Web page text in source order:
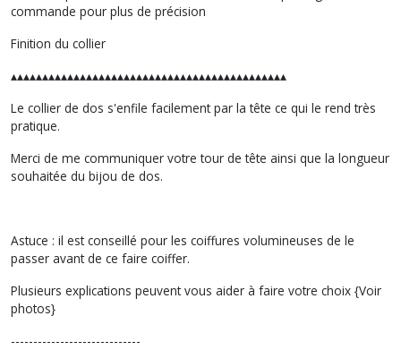
commande pour plus de précision
Finition du collier
▴▴▴▴▴▴▴▴▴▴▴▴▴▴▴▴▴▴▴▴▴▴▴▴▴▴▴▴▴▴▴▴▴▴▴▴▴▴▴▴▴▴▴▴
Le collier de dos s'enfile facilement par la tête ce qui le rend très
pratique.
Merci de me communiquer votre tour de tête ainsi que la longueur
souhaitée du bijou de dos.
Astuce : il est conseillé pour les coiffures volumineuses de le
passer avant de ce faire coiffer.
Plusieurs explications peuvent vous aider à faire votre choix {Voir
photos}
-----------------------------